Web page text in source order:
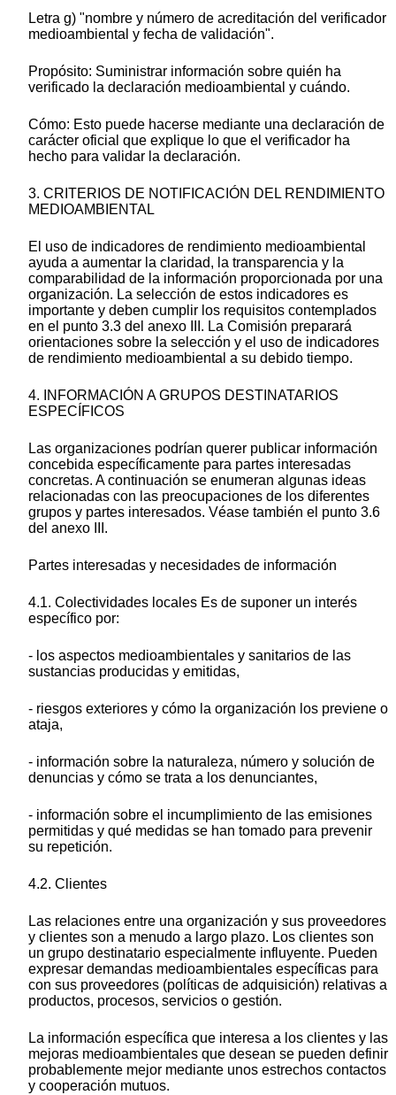
Letra g) "nombre y número de acreditación del verificador
medioambiental y fecha de validación".
Propósito: Suministrar información sobre quién ha
verificado la declaración medioambiental y cuándo.
Cómo: Esto puede hacerse mediante una declaración de
carácter oficial que explique lo que el verificador ha
hecho para validar la declaración.
3. CRITERIOS DE NOTIFICACIÓN DEL RENDIMIENTO
MEDIOAMBIENTAL
El uso de indicadores de rendimiento medioambiental
ayuda a aumentar la claridad, la transparencia y la
comparabilidad de la información proporcionada por una
organización. La selección de estos indicadores es
importante y deben cumplir los requisitos contemplados
en el punto 3.3 del anexo III. La Comisión preparará
orientaciones sobre la selección y el uso de indicadores
de rendimiento medioambiental a su debido tiempo.
4. INFORMACIÓN A GRUPOS DESTINATARIOS
ESPECÍFICOS
Las organizaciones podrían querer publicar información
concebida específicamente para partes interesadas
concretas. A continuación se enumeran algunas ideas
relacionadas con las preocupaciones de los diferentes
grupos y partes interesados. Véase también el punto 3.6
del anexo III.
Partes interesadas y necesidades de información
4.1. Colectividades locales Es de suponer un interés
específico por:
- los aspectos medioambientales y sanitarios de las
sustancias producidas y emitidas,
- riesgos exteriores y cómo la organización los previene o
ataja,
- información sobre la naturaleza, número y solución de
denuncias y cómo se trata a los denunciantes,
- información sobre el incumplimiento de las emisiones
permitidas y qué medidas se han tomado para prevenir
su repetición.
4.2. Clientes
Las relaciones entre una organización y sus proveedores
y clientes son a menudo a largo plazo. Los clientes son
un grupo destinatario especialmente influyente. Pueden
expresar demandas medioambientales específicas para
con sus proveedores (políticas de adquisición) relativas a
productos, procesos, servicios o gestión.
La información específica que interesa a los clientes y las
mejoras medioambientales que desean se pueden definir
probablemente mejor mediante unos estrechos contactos
y cooperación mutuos.